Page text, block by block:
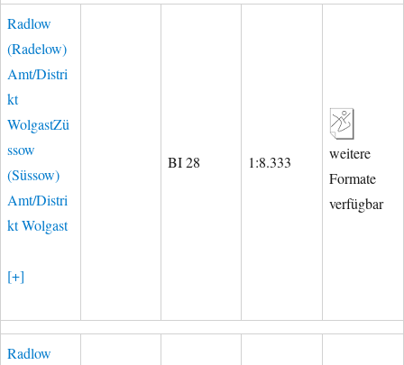
Radlow
(Radelow)
Amt/Distri
kt
WolgastZü
ssow
(Süssow)
Amt/Distri
kt Wolgast
[+]
BI 28 1:8.333
weitere
Formate
verfügbar
Radlow